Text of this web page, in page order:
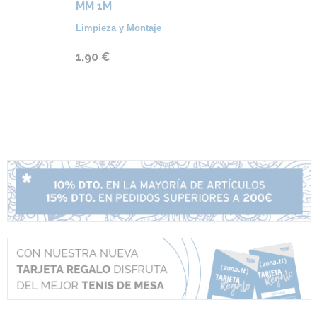
MM 1M
Limpieza y Montaje
1,90 €